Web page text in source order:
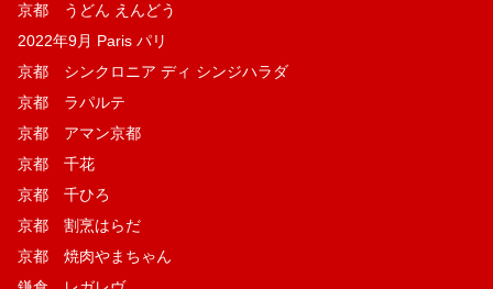
京都 うどん えんどう
2022年9月 Paris パリ
京都 シンクロニア ディ シンジハラダ
京都 ラパルテ
京都 アマン京都
京都 千花
京都 千ひろ
京都 割烹はらだ
京都 焼肉やまちゃん